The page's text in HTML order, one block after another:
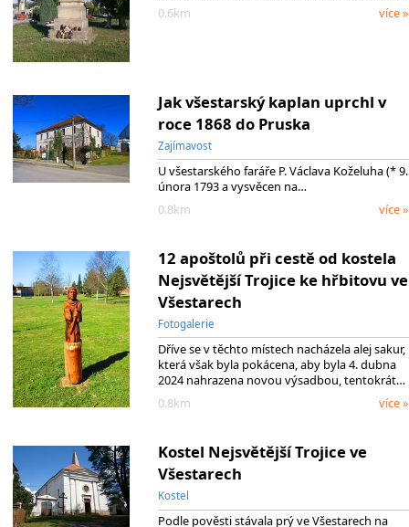
0.6km
více »
Jak všestarský kaplan uprchl v
roce 1868 do Pruska
Zajímavost
U všestarského faráře P. Václava Koželuha (* 9.
února 1793 a vysvěcen na…
0.8km
více »
12 apoštolů při cestě od kostela
Nejsvětější Trojice ke hřbitovu ve
Všestarech
Fotogalerie
Dříve se v těchto místech nacházela alej sakur,
která však byla pokácena, aby byla 4. dubna
2024 nahrazena novou výsadbou, tentokrát…
0.8km
více »
Kostel Nejsvětější Trojice ve
Všestarech
Kostel
Podle pověsti stávala prý ve Všestarech na